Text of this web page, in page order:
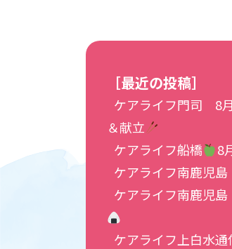
［最近の投稿］
ケアライフ門司 8
＆献立
ケアライフ船橋
8
ケアライフ南鹿児島
ケアライフ南鹿児島
ケアライフ上白水